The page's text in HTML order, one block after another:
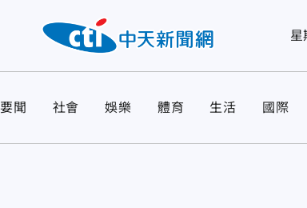
星
要聞 社會 娛樂 體育 生活 國際